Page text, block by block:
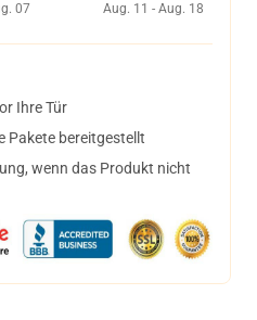
07
Aug. 11 - Aug. 18
Ihre Tür
Pakete bereitgestellt
wenn das Produkt nicht